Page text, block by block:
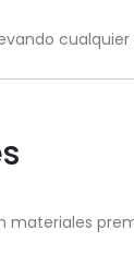
materiales